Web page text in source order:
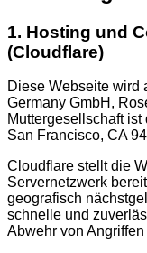
1. Hosting und
(Cloudflare)
Diese Webseite wird
Germany GmbH,
Muttergesellschaft
San Francisco, CA
Cloudflare stellt die
Servernetzwerk
geografisch
schnelle und
Abwehr von